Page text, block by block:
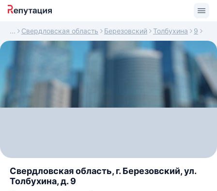
Свердловская область Березовский Толбухина 9
Свердловская область, г. Березовский, ул.
Толбухина, д. 9